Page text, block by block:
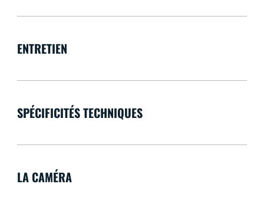
ENTRETIEN
SPÉCIFICITÉS TECHNIQUES
LA CAMÉRA